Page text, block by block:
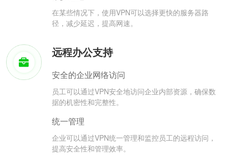
在某些情况下，使用VPN可以选择更快的服务器路
径，减少延迟，提高网速。
远程办公支持
安全的企业网络访问
员工可以通过VPN安全地访问企业内部资源，确保数
据的机密性和完整性。
统一管理
企业可以通过VPN统一管理和监控员工的远程访问，
提高安全性和管理效率。